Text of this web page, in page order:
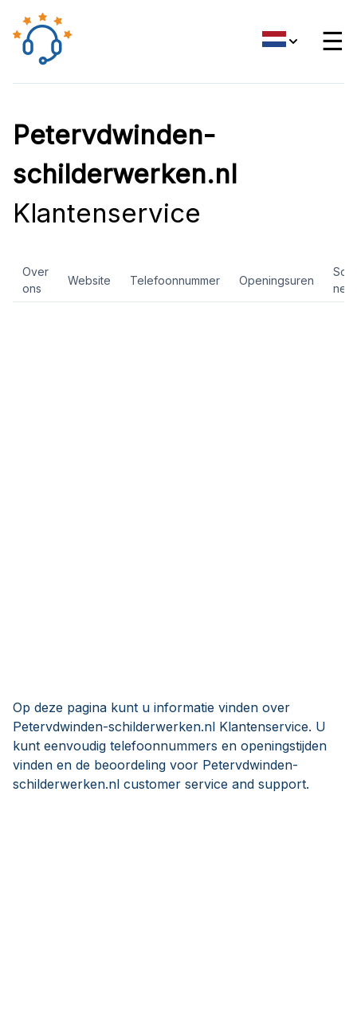
☰
Petervdwinden-
schilderwerken.nl
Klantenservice
Over
ons
Website Telefoonnummer Openingsuren
Op deze pagina kunt u informatie vinden over
Petervdwinden-schilderwerken.nl Klantenservice. U
kunt eenvoudig telefoonnummers en openingstijden
vinden en de beoordeling voor Petervdwinden-
schilderwerken.nl customer service and support.